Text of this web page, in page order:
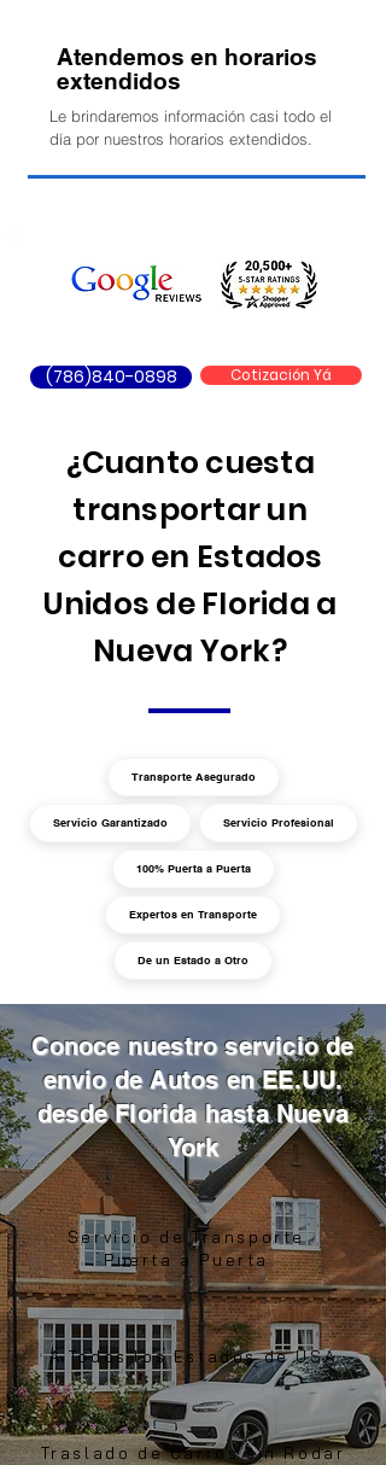
Atendemos en horarios
extendidos
Le brindaremos información casi todo el
día por nuestros horarios extendidos.
(786)840-0898 Cotización Yá
¿Cuanto cuesta
transportar un
carro en Estados
Unidos de Florida a
Nueva York?
Transporte Asegurado
Servicio Garantizado Servicio Profesional
100% Puerta a Puerta
Expertos en Transporte
De un Estado a Otro
Conoce nuestro servicio de
envio de Autos en EE.UU.
desde Florida hasta Nueva
York
Servicio de Transporte
Puerta a Puerta
A Todos los Estados de USA
Traslado de Carros sin Rodar